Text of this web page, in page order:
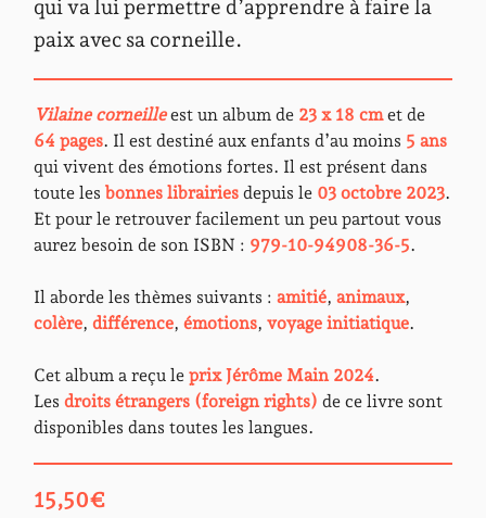
qui va lui permettre d’apprendre à faire la
paix avec sa corneille.
Vilaine corneilleest un album de 23 x 18 cmet de
64 pages. Il est destiné aux enfants d’au moins 5 ans
qui vivent des émotions fortes. Il est présent dans
toute les bonnes librairies depuis le 03 octobre 2023.
Et pour le retrouver facilement un peu partout vous
aurez besoin de son ISBN : 979-10-94908-36-5.
Il aborde les thèmes suivants : amitié, animaux,
colère, différence, émotions, voyage initiatique.
Cet album a reçu le prix Jérôme Main 2024.
Les droits étrangers (foreign rights) de ce livre sont
disponibles dans toutes les langues.
15,50€